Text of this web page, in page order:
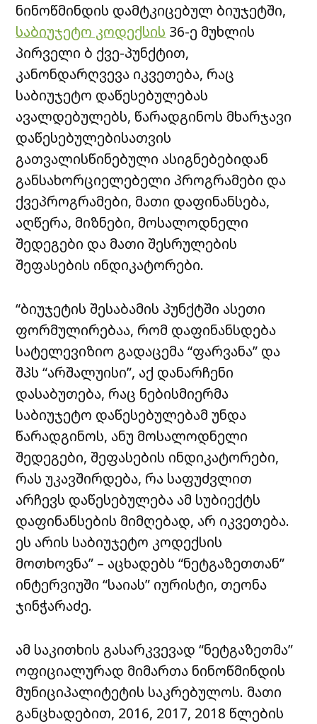
ნინოწმინდის დამტკიცებულ ბიუჯეტში,
საბიუჯეტო კოდექსის 36-ე მუხლის
პირველი ბ ქვე-პუნქტით,
კანონდარღვევა იკვეთება, რაც
საბიუჯეტო დაწესებულებას
ავალდებულებს, წარადგინოს მხარჯავი
დაწესებულებისათვის
გათვალისწინებული ასიგნებებიდან
განსახორციელებელი პროგრამები და
ქვეპროგრამები, მათი დაფინანსება,
აღწერა, მიზნები, მოსალოდნელი
შედეგები და მათი შესრულების
შეფასების ინდიკატორები.
“ბიუჯეტის შესაბამის პუნქტში ასეთი
ფორმულირებაა, რომ დაფინანსდება
სატელევიზიო გადაცემა “ფარვანა” და
შპს “არშალუისი”, აქ დანარჩენი
დასაბუთება, რაც ნებისმიერმა
საბიუჯეტო დაწესებულებამ უნდა
წარადგინოს, ანუ მოსალოდნელი
შედეგები, შეფასების ინდიკატორები,
რას უკავშირდება, რა საფუძვლით
არჩევს დაწესებულება ამ სუბიექტს
დაფინანსების მიმღებად, არ იკვეთება.
ეს არის საბიუჯეტო კოდექსის
მოთხოვნა” – აცხადებს “ნეტგაზეთთან”
ინტერვიუში “საიას” იურისტი, თეონა
ჯინჭარაძე.
ამ საკითხის გასარკვევად “ნეტგაზეთმა”
ოფიციალურად მიმართა ნინოწმინდის
მუნიციპალიტეტის საკრებულოს. მათი
განცხადებით, 2016, 2017, 2018 წლების